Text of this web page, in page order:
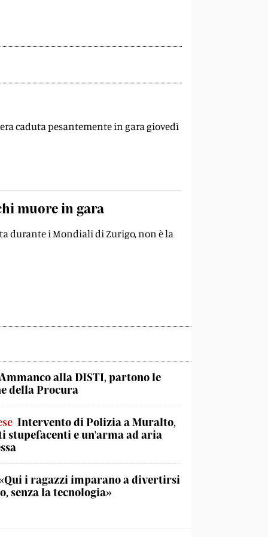
caduta pesantemente in gara giovedì
muore in gara
durante i Mondiali di Zurigo, non è la
Ammanco alla DISTI, partono le
della Procura
Intervento di Polizia a Muralto,
stupefacenti e un'arma ad aria
i ragazzi imparano a divertirsi
senza la tecnologia»